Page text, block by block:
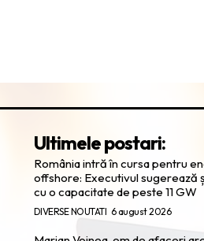
Ultimele postari:
România intră în cursa pentru
offshore: Executivul sugerează
cu o capacitate de peste 11 GW
DIVERSE NOUTATI 6 august 2026